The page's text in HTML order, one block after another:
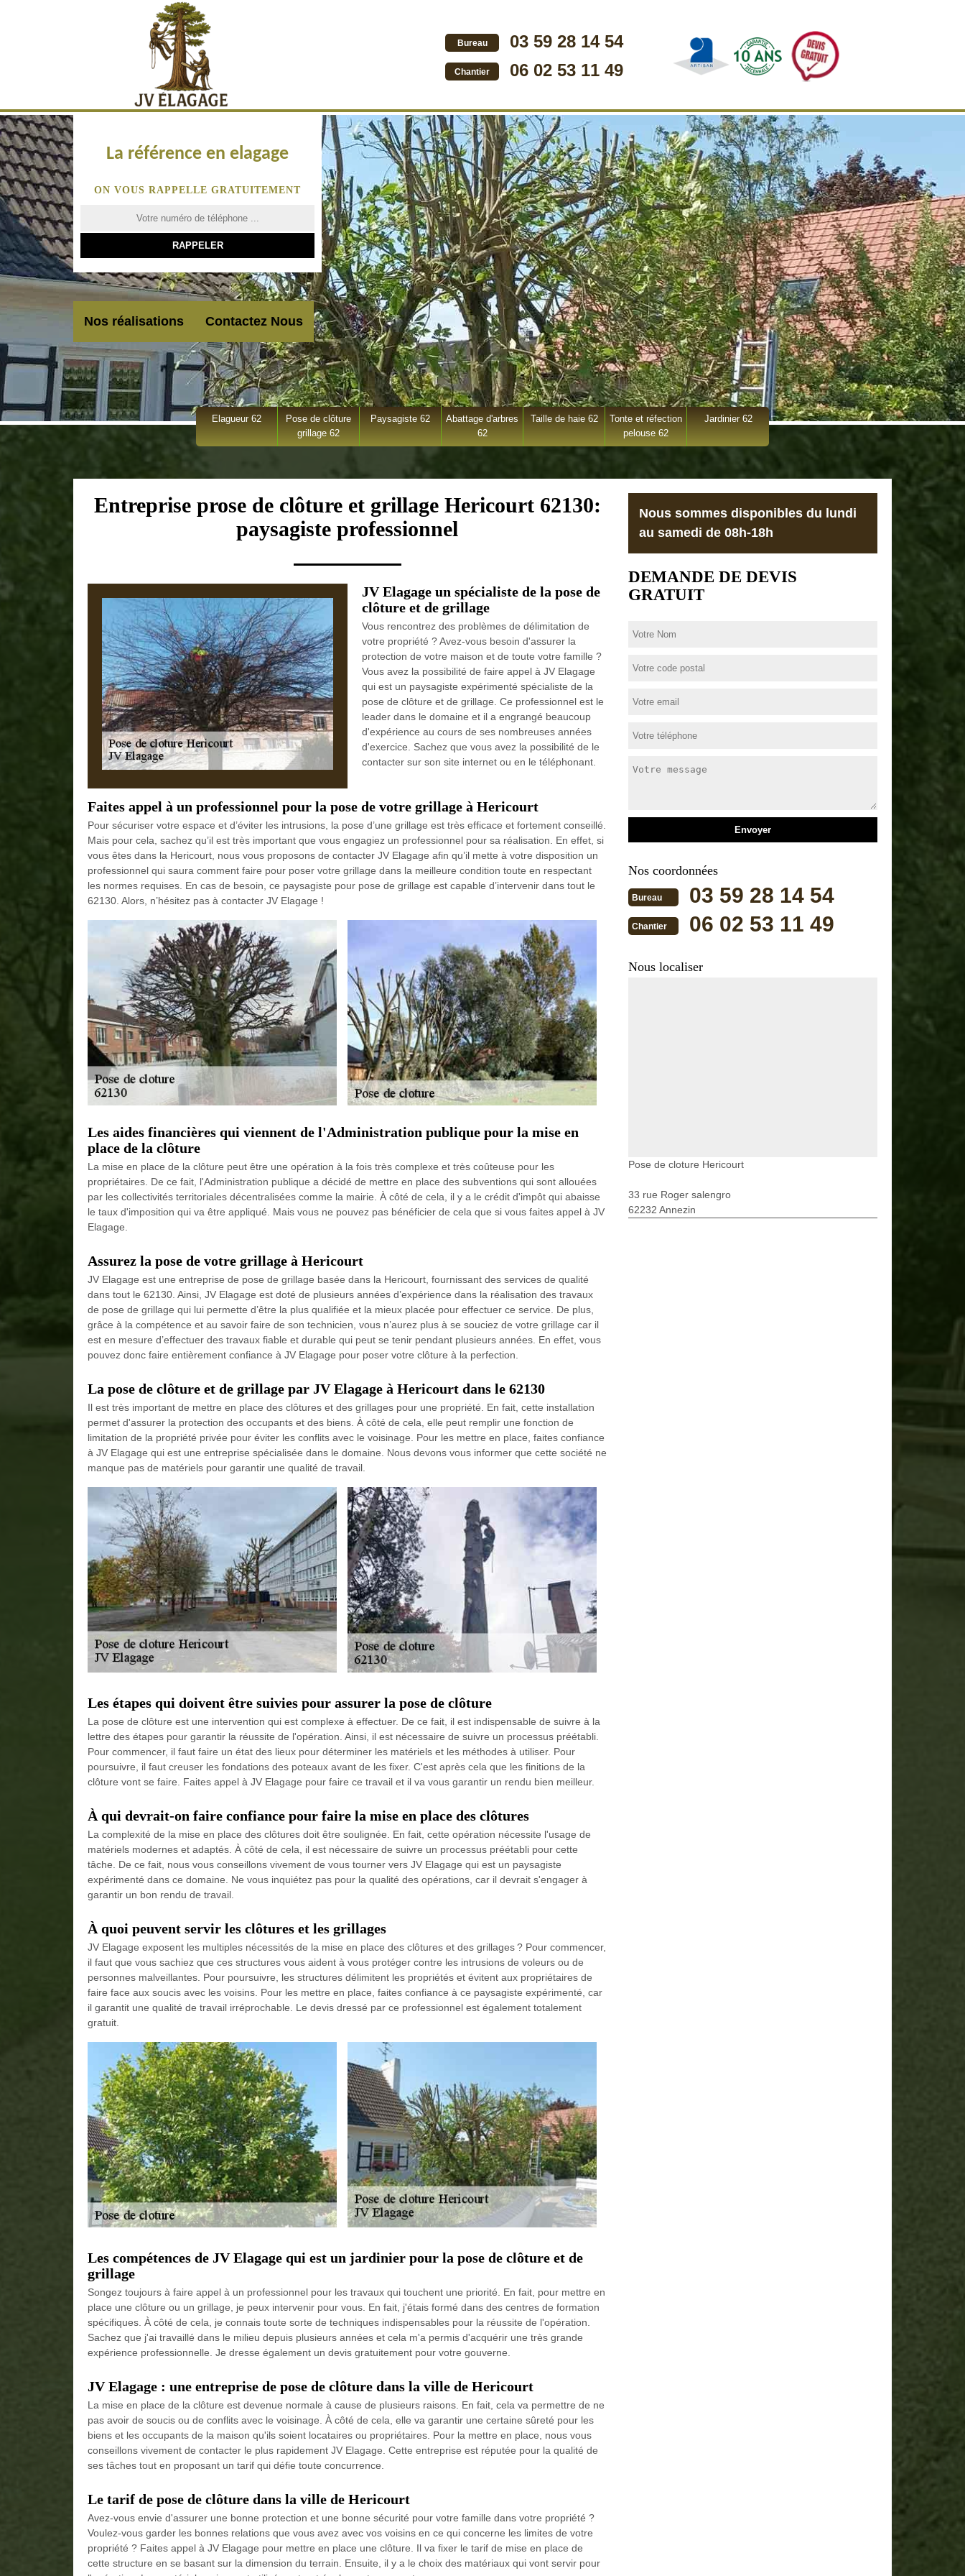
Bureau 03 59 28 14 54
Chantier 06 02 53 11 49
La référence en elagage
ON VOUS RAPPELLE GRATUITEMENT
Nos réalisations Contactez Nous
Elagueur 62
Pose de clôture
grillage 62
Paysagiste 62
Abattage d'arbres
62
Taille de haie 62
Tonte et réfection
pelouse 62
Jardinier 62
Entreprise prose de clôture et grillage Hericourt 62130:
paysagiste professionnel
JV Elagage un spécialiste de la pose de
clôture et de grillage
Vous rencontrez des problèmes de délimitation de
votre propriété ? Avez-vous besoin d'assurer la
protection de votre maison et de toute votre famille ?
Vous avez la possibilité de faire appel à JV Elagage
qui est un paysagiste expérimenté spécialiste de la
pose de clôture et de grillage. Ce professionnel est le
leader dans le domaine et il a engrangé beaucoup
d'expérience au cours de ses nombreuses années
d'exercice. Sachez que vous avez la possibilité de le
contacter sur son site internet ou en le téléphonant.
Faites appel à un professionnel pour la pose de votre grillage à Hericourt
Pour sécuriser votre espace et d’éviter les intrusions, la pose d’une grillage est très efficace et fortement conseillé.
Mais pour cela, sachez qu’il est très important que vous engagiez un professionnel pour sa réalisation. En effet, si
vous êtes dans la Hericourt, nous vous proposons de contacter JV Elagage afin qu’il mette à votre disposition un
professionnel qui saura comment faire pour poser votre grillage dans la meilleure condition toute en respectant
les normes requises. En cas de besoin, ce paysagiste pour pose de grillage est capable d’intervenir dans tout le
62130. Alors, n’hésitez pas à contacter JV Elagage !
Les aides financières qui viennent de l'Administration publique pour la mise en
place de la clôture
La mise en place de la clôture peut être une opération à la fois très complexe et très coûteuse pour les
propriétaires. De ce fait, l'Administration publique a décidé de mettre en place des subventions qui sont allouées
par les collectivités territoriales décentralisées comme la mairie. À côté de cela, il y a le crédit d'impôt qui abaisse
le taux d'imposition qui va être appliqué. Mais vous ne pouvez pas bénéficier de cela que si vous faites appel à JV
Elagage.
Assurez la pose de votre grillage à Hericourt
JV Elagage est une entreprise de pose de grillage basée dans la Hericourt, fournissant des services de qualité
dans tout le 62130. Ainsi, JV Elagage est doté de plusieurs années d’expérience dans la réalisation des travaux
de pose de grillage qui lui permette d’être la plus qualifiée et la mieux placée pour effectuer ce service. De plus,
grâce à la compétence et au savoir faire de son technicien, vous n’aurez plus à se souciez de votre grillage car il
est en mesure d’effectuer des travaux fiable et durable qui peut se tenir pendant plusieurs années. En effet, vous
pouvez donc faire entièrement confiance à JV Elagage pour poser votre clôture à la perfection.
La pose de clôture et de grillage par JV Elagage à Hericourt dans le 62130
Il est très important de mettre en place des clôtures et des grillages pour une propriété. En fait, cette installation
permet d'assurer la protection des occupants et des biens. À côté de cela, elle peut remplir une fonction de
limitation de la propriété privée pour éviter les conflits avec le voisinage. Pour les mettre en place, faites confiance
à JV Elagage qui est une entreprise spécialisée dans le domaine. Nous devons vous informer que cette société ne
manque pas de matériels pour garantir une qualité de travail.
Les étapes qui doivent être suivies pour assurer la pose de clôture
La pose de clôture est une intervention qui est complexe à effectuer. De ce fait, il est indispensable de suivre à la
lettre des étapes pour garantir la réussite de l'opération. Ainsi, il est nécessaire de suivre un processus préétabli.
Pour commencer, il faut faire un état des lieux pour déterminer les matériels et les méthodes à utiliser. Pour
poursuivre, il faut creuser les fondations des poteaux avant de les fixer. C'est après cela que les finitions de la
clôture vont se faire. Faites appel à JV Elagage pour faire ce travail et il va vous garantir un rendu bien meilleur.
À qui devrait-on faire confiance pour faire la mise en place des clôtures
La complexité de la mise en place des clôtures doit être soulignée. En fait, cette opération nécessite l'usage de
matériels modernes et adaptés. À côté de cela, il est nécessaire de suivre un processus préétabli pour cette
tâche. De ce fait, nous vous conseillons vivement de vous tourner vers JV Elagage qui est un paysagiste
expérimenté dans ce domaine. Ne vous inquiétez pas pour la qualité des opérations, car il devrait s'engager à
garantir un bon rendu de travail.
À quoi peuvent servir les clôtures et les grillages
JV Elagage exposent les multiples nécessités de la mise en place des clôtures et des grillages ? Pour commencer,
il faut que vous sachiez que ces structures vous aident à vous protéger contre les intrusions de voleurs ou de
personnes malveillantes. Pour poursuivre, les structures délimitent les propriétés et évitent aux propriétaires de
faire face aux soucis avec les voisins. Pour les mettre en place, faites confiance à ce paysagiste expérimenté, car
il garantit une qualité de travail irréprochable. Le devis dressé par ce professionnel est également totalement
gratuit.
Les compétences de JV Elagage qui est un jardinier pour la pose de clôture et de
grillage
Songez toujours à faire appel à un professionnel pour les travaux qui touchent une priorité. En fait, pour mettre en
place une clôture ou un grillage, je peux intervenir pour vous. En fait, j'étais formé dans des centres de formation
spécifiques. À côté de cela, je connais toute sorte de techniques indispensables pour la réussite de l'opération.
Sachez que j'ai travaillé dans le milieu depuis plusieurs années et cela m'a permis d'acquérir une très grande
expérience professionnelle. Je dresse également un devis gratuitement pour votre gouverne.
JV Elagage : une entreprise de pose de clôture dans la ville de Hericourt
La mise en place de la clôture est devenue normale à cause de plusieurs raisons. En fait, cela va permettre de ne
pas avoir de soucis ou de conflits avec le voisinage. À côté de cela, elle va garantir une certaine sûreté pour les
biens et les occupants de la maison qu'ils soient locataires ou propriétaires. Pour la mettre en place, nous vous
conseillons vivement de contacter le plus rapidement JV Elagage. Cette entreprise est réputée pour la qualité de
ses tâches tout en proposant un tarif qui défie toute concurrence.
Le tarif de pose de clôture dans la ville de Hericourt
Avez-vous envie d'assurer une bonne protection et une bonne sécurité pour votre famille dans votre propriété ?
Voulez-vous garder les bonnes relations que vous avez avec vos voisins en ce qui concerne les limites de votre
propriété ? Faites appel à JV Elagage pour mettre en place une clôture. Il va fixer le tarif de mise en place de
cette structure en se basant sur la dimension du terrain. Ensuite, il y a le choix des matériaux qui vont servir pour
Nous sommes disponibles du lundi
au samedi de 08h-18h
DEMANDE DE DEVIS
GRATUIT
Nos coordonnées
Bureau 03 59 28 14 54
Chantier 06 02 53 11 49
Nous localiser
Pose de cloture Hericourt
33 rue Roger salengro
62232 Annezin